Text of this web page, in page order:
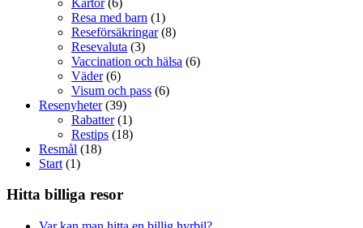
Resa med barn (1)
Reseförsäkringar(8)
Resevaluta (3)
Vaccination och hälsa (6)
Väder(6)
Visum och pass (6)
Resenyheter(39)
Rabatter(1)
Restips (18)
Resmål (18)
Start (1)
Hitta billiga resor